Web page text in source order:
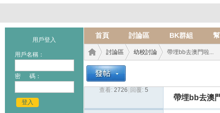
用戶登入
用戶名稱：
密 碼：
登入
首頁 討論區 BK群組
討論區
›
幼校討論 帶埋bb去澳門啦...
查看: 2726 回覆: 5
帶埋bb去澳